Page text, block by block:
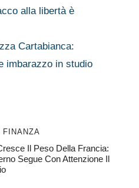
alla libertà è
Cartabianca:
imbarazzo in studio
FINANZA
Il Peso Della Francia:
Segue Con Attenzione Il